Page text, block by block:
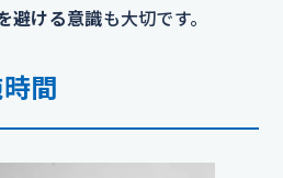
避ける意識も大切です。
間